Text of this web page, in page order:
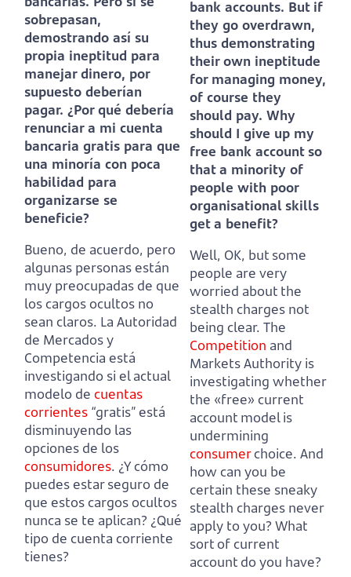
sobrepasan,
demostrando así su
propia ineptitud para
manejar dinero, por
supuesto deberían
pagar. ¿Por qué debería
renunciar a mi cuenta
bancaria gratis para que
una minoría con poca
habilidad para
organizarse se
beneficie?
Bueno, de acuerdo, pero
algunas personas están
muy preocupadas de que
los cargos ocultos no
sean claros. La Autoridad
de Mercados y
Competencia está
investigando si el actual
modelo de cuentas
corrientes “gratis” está
disminuyendo las
opciones de los
consumidores. ¿Y cómo
puedes estar seguro de
que estos cargos ocultos
nunca se te aplican? ¿Qué
tipo de cuenta corriente
tienes?
bank accounts. But if
they go overdrawn,
thus demonstrating
their own ineptitude
for managing money,
of course they
should pay. Why
should I give up my
free bank account so
that a minority of
people with poor
organisational skills
get a benefit?
Well, OK, but some
people are very
worried about the
stealth charges not
being clear. The
Competition and
Markets Authority is
investigating whether
the «free» current
account model is
undermining
consumerchoice. And
how can you be
certain these sneaky
stealth charges never
apply to you? What
sort of current
account do you have?